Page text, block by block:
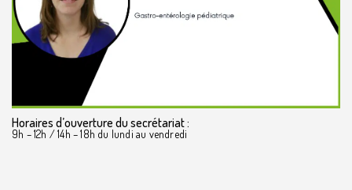
Horaires d’ouverture du secrétariat :
9h – 12h / 14h – 18h du lundi au vendredi